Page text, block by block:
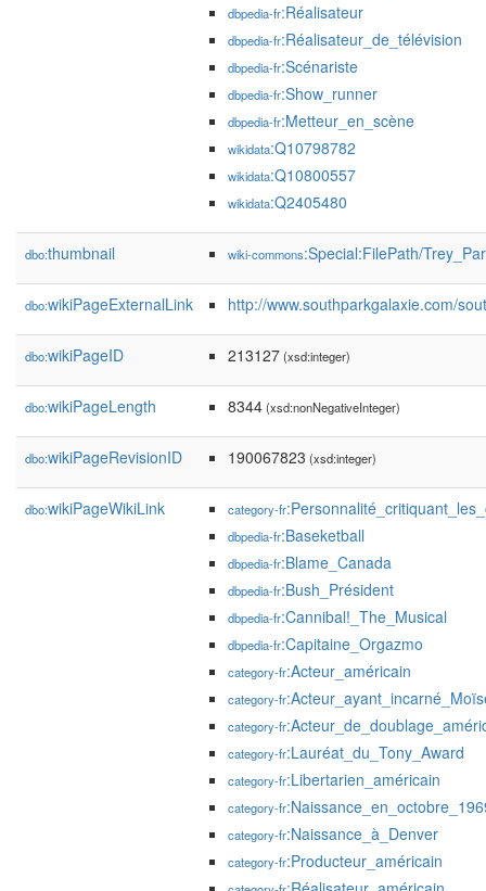
dbpedia-fr:Réalisateur
dbpedia-fr:Réalisateur_de_télévision
dbpedia-fr:Scénariste
dbpedia-fr:Show_runner
dbpedia-fr:Metteur_en_scène
wikidata:Q10798782
wikidata:Q10800557
wikidata:Q2405480
dbo:thumbnail wiki-commons:Special:FilePath/
dbo:wikiPageExternalLink http://www.southparkgalaxie.com/
dbo:wikiPageID 213127(xsd:integer)
dbo:wikiPageLength 8344(xsd:nonNegativeInteger)
dbo:wikiPageRevisionID 190067823 (xsd:integer)
dbo:wikiPageWikiLink category-fr
dbpedia-fr:Baseketball
dbpedia-fr:Blame_Canada
dbpedia-fr:Bush_Président
dbpedia-fr:Cannibal!_The_Musical
dbpedia-fr:Capitaine_Orgazmo
category-fr:Acteur_américain
category-fr
category-fr
category-fr:Lauréat_du_Tony_Award
category-fr:Libertarien_américain
category-fr
category-fr:Naissance_à_Denver
category-fr:Producteur_américain